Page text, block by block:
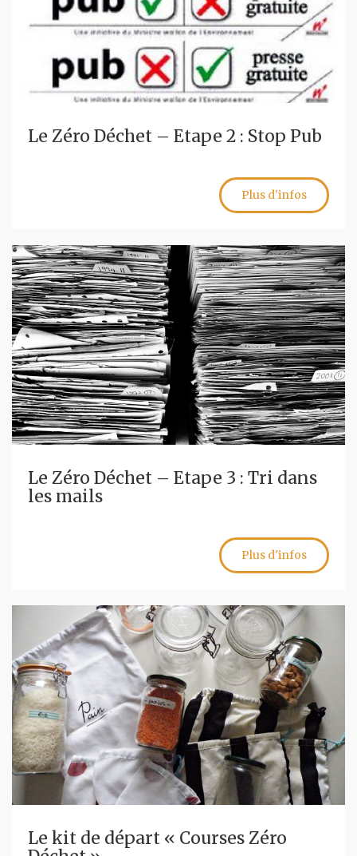
Le Zéro Déchet – Etape 2 : Stop Pub
Plus d'infos
Le Zéro Déchet – Etape 3 : Tri dans
les mails
Plus d'infos
Le kit de départ « Courses Zéro